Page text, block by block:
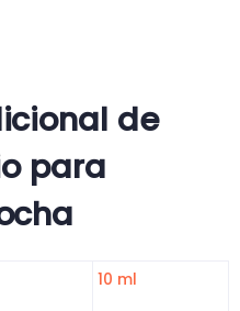
de
para
10 ml